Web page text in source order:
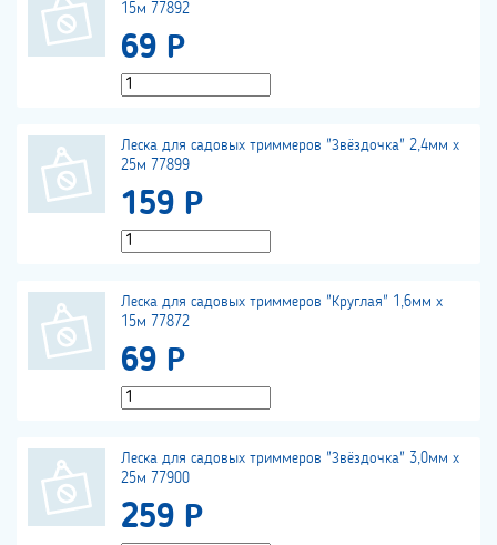
15м 77892
69 Р
Леска для садовых триммеров "Звёздочка" 2,4мм х
25м 77899
159 Р
Леска для садовых триммеров "Круглая" 1,6мм х
15м 77872
69 Р
Леска для садовых триммеров "Звёздочка" 3,0мм х
25м 77900
259 Р